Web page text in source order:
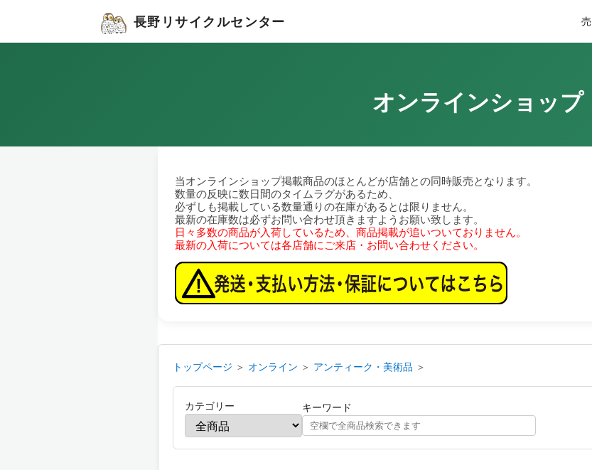
長野リサイクルセンター
オンラインショップ
当オンラインショップ掲載商品のほとんどが店舗との同時販売となります。
数量の反映に数日間のタイムラグがあるため、
必ずしも掲載している数量通りの在庫があるとは限りません。
最新の在庫数は必ずお問い合わせ頂きますようお願い致します。
日々多数の商品が入荷しているため、商品掲載が追いついておりません。
最新の入荷については各店舗にご来店・お問い合わせください。
トップページ ＞ オンライン ＞ アンティーク・美術品 ＞
カテゴリー キーワード